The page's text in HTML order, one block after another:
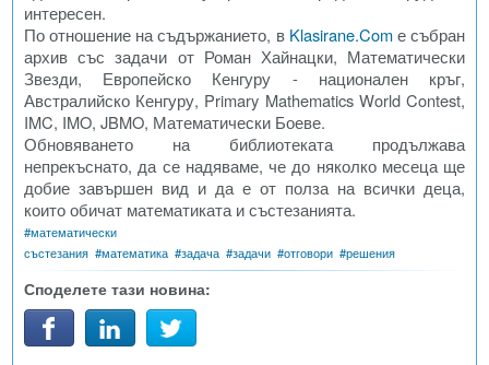
интересен.
По отношение на съдържанието, в Klasirane.Comе събран
архив със задачи от Роман Хайнацки, Математически
Звезди, Европейско Кенгуру - национален кръг,
Австралийско Кенгуру, Primary Mathematics World Contest,
IMC, IMO, JBMO, Математически Боеве.
Обновяването на библиотеката продължава
непрекъснато, да се надяваме, че до няколко месеца ще
добие завършен вид и да е от полза на всички деца,
които обичат математиката и състезанията.
#математически
състезания #математика #задача #задачи #отговори #решения
Споделете тази новина: